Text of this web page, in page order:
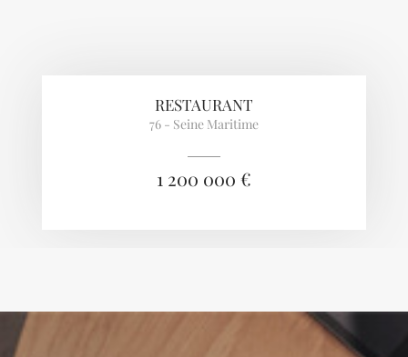
RESTAURANT
76 - Seine Maritime
1 200 000 €